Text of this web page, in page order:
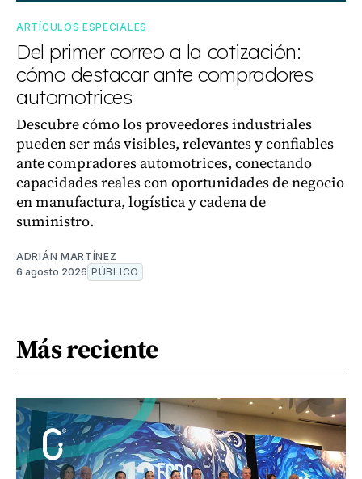
ARTÍCULOS ESPECIALES
Del primer correo a la cotización:
cómo destacar ante compradores
automotrices
Descubre cómo los proveedores industriales
pueden ser más visibles, relevantes y confiables
ante compradores automotrices, conectando
capacidades reales con oportunidades de negocio
en manufactura, logística y cadena de
suministro.
ADRIÁN MARTÍNEZ
6 agosto 2026 PÚBLICO
Más reciente